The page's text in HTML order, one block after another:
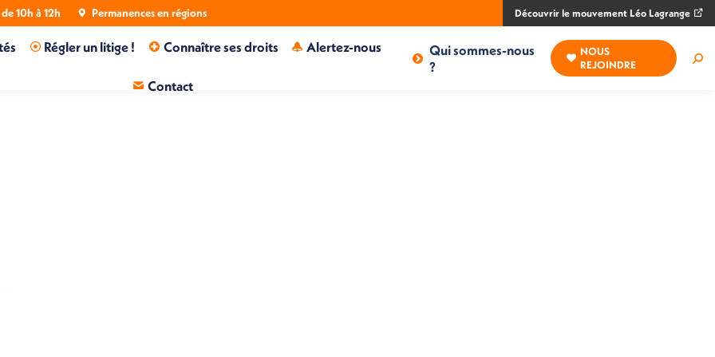
10h à 12h Permanences en régions Découvrir le mouvement Léo Lagrange
Régler un litige ! Connaître ses droits Alertez-nous
Contact
Qui sommes-nous
?
NOUS
REJOINDRE